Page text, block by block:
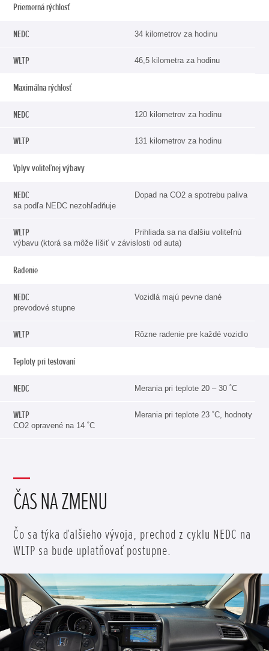
Priemerná rýchlosť
34 kilometrov za hodinu
46,5 kilometra za hodinu
Maximálna rýchlosť
120 kilometrov za hodinu
131 kilometrov za hodinu
Vplyv voliteľnej výbavy
Dopad na CO2 a spotrebu paliva
sa podľa NEDC nezohľadňuje
Prihliada sa na ďalšiu voliteľnú
výbavu (ktorá sa môže líšiť v závislosti od auta)
Radenie
Vozidlá majú pevne dané
prevodové stupne
Rôzne radenie pre každé vozidlo
Teploty pri testovaní
Merania pri teplote 20 – 30 ˚C
Merania pri teplote 23 ˚C, hodnoty
CO2 opravené na 14 ˚C
ČAS NA ZMENU
Čo sa týka ďalšieho vývoja, prechod z cyklu NEDC na
WLTP sa bude uplatňovať postupne.